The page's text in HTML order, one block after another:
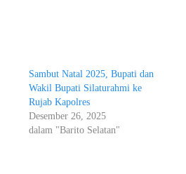
Sambut Natal 2025, Bupati dan
Wakil Bupati Silaturahmi ke
Rujab Kapolres
Desember 26, 2025
dalam "Barito Selatan"